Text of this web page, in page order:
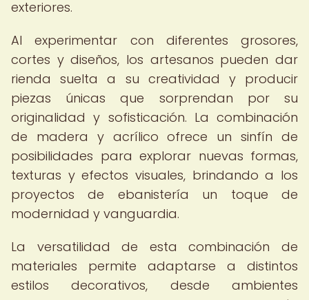
exteriores.
Al experimentar con diferentes grosores,
cortes y diseños, los artesanos pueden dar
rienda suelta a su creatividad y producir
piezas únicas que sorprendan por su
originalidad y sofisticación. La combinación
de madera y acrílico ofrece un sinfín de
posibilidades para explorar nuevas formas,
texturas y efectos visuales, brindando a los
proyectos de ebanistería un toque de
modernidad y vanguardia.
La versatilidad de esta combinación de
materiales permite adaptarse a distintos
estilos decorativos, desde ambientes